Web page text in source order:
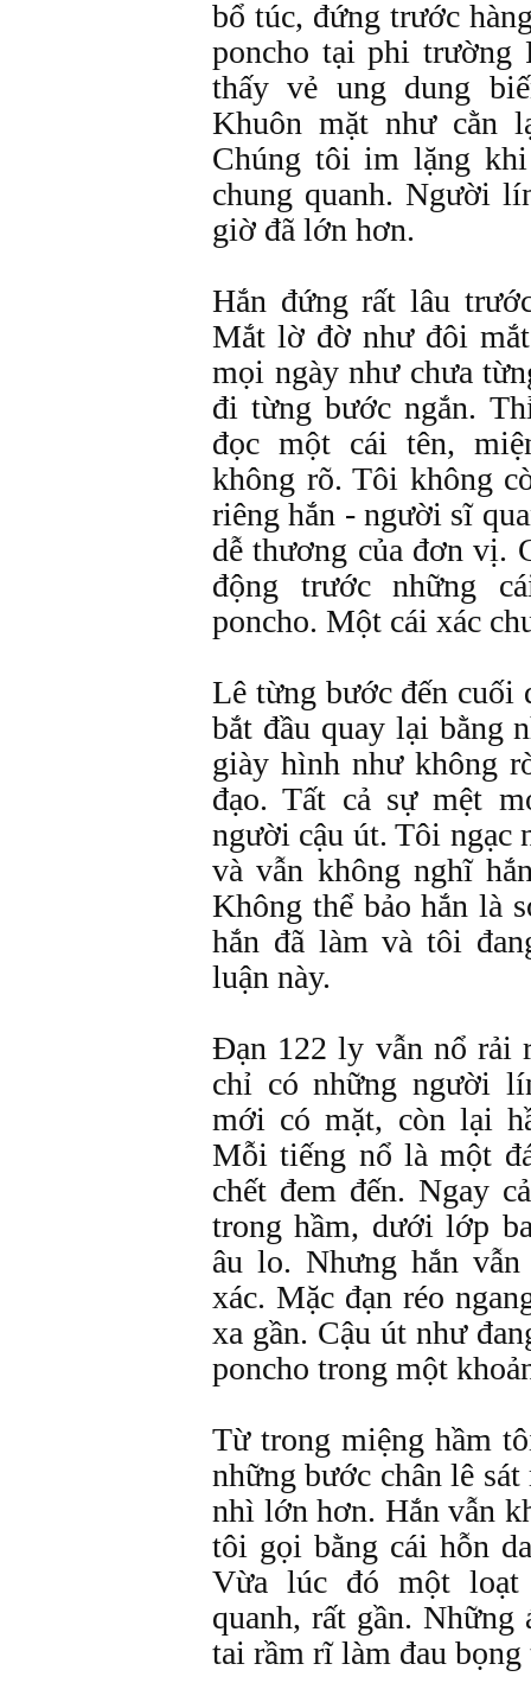
bổ túc, đứng trước
poncho tại phi trường
thấy vẻ ung dung
Khuôn mặt như cằn
Chúng tôi im lặng
chung quanh. Người
giờ đã lớn hơn.
Hắn đứng rất lâu
Mắt lờ đờ như đôi
mọi ngày như chưa
đi từng bước ngắn.
đọc một cái tên,
không rõ. Tôi không
riêng hắn - người sĩ
dễ thương của đơn vị.
động trước những
poncho. Một cái xác
Lê từng bước đến cuối
bắt đầu quay lại bằng
giày hình như không
đạo. Tất cả sự mệt
người cậu út. Tôi ngạc
và vẫn không nghĩ
Không thể bảo hắn là
hắn đã làm và tôi
luận này.
Đạn 122 ly vẫn nổ rải
chỉ có những người
mới có mặt, còn lại
Mỗi tiếng nổ là một
chết đem đến. Ngay
trong hầm, dưới lớp
âu lo. Nhưng hắn
xác. Mặc đạn réo
xa gần. Cậu út như
poncho trong một
Từ trong miệng hầm
những bước chân lê
nhì lớn hơn. Hắn vẫn
tôi gọi bằng cái hỗn
Vừa lúc đó một loạt
quanh, rất gần.
tai rầm rĩ làm đau bọng